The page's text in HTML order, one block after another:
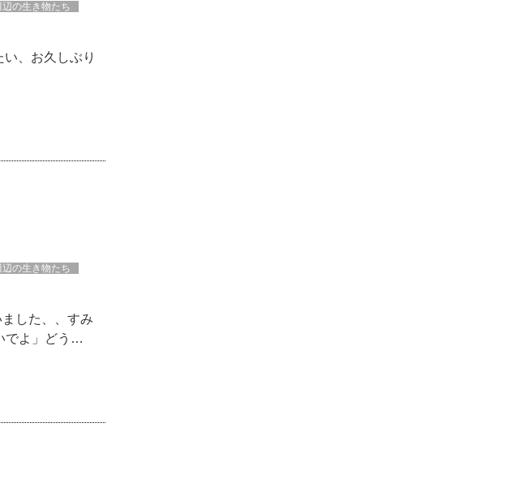
の生き物たち
、お久しぶり
の生き物たち
した、、すみ
でよ」どう…